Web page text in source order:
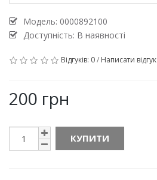
Модель: 0000892100
Доступність: В наявності
Відгуків: 0/ Написати відгук
200 грн
КУПИТИ